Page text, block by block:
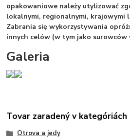
opakowaniowe należy utylizować
lokalnymi, regionalnymi, krajowymi
Zabrania się wykorzystywania
innych celów (w tym jako surowców
Galeria
Tovar zaradený v kategóriách
Otrova a jedy